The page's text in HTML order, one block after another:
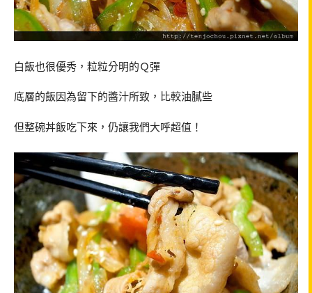
白飯也很優秀，粒粒分明的Ｑ彈
底層的飯因為留下的醬汁所致，比較油膩些
但整碗丼飯吃下來，仍讓我們大呼超值！